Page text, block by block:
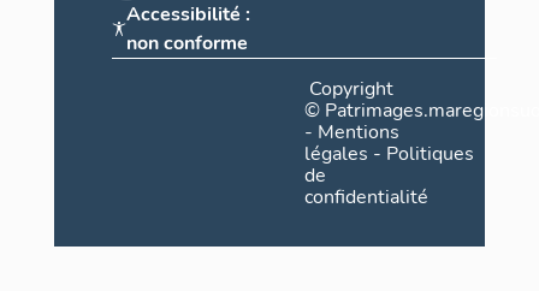
Accessibilité :
non conforme
Copyright
©
- Mentions
légales - Politiques
de
confidentialité